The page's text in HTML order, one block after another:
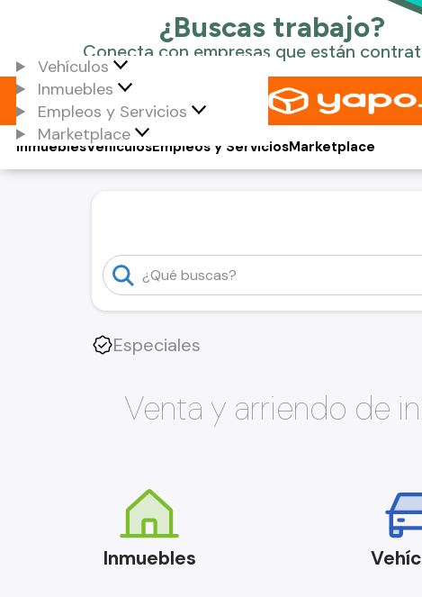
Vehículos
Inmuebles
Empleos y Servicios
Marketplace
Vehículos
Inmuebles Empleos y ServiciosMarketplace
Especiales
Venta y arriendo de
Inmuebles